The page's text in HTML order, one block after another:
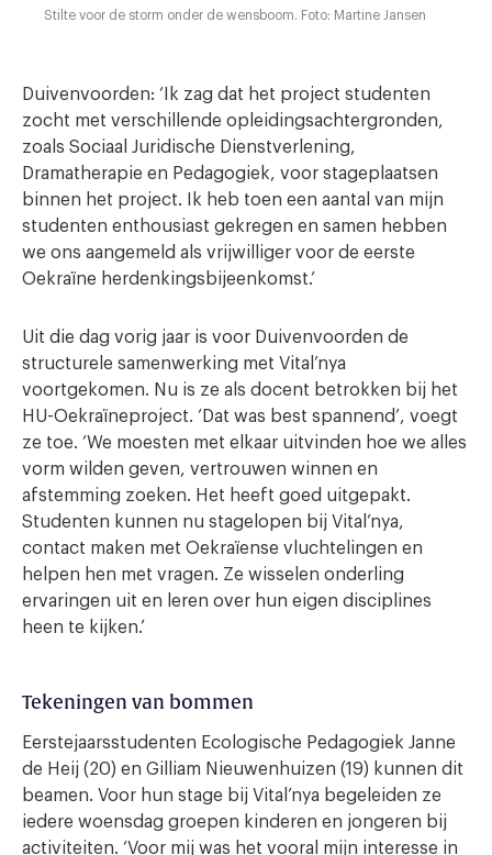
Stilte voor de storm onder de wensboom. Foto: Martine Jansen
Duivenvoorden: ‘Ik zag dat het project studenten
zocht met verschillende opleidingsachtergronden,
zoals Sociaal Juridische Dienstverlening,
Dramatherapie en Pedagogiek, voor stageplaatsen
binnen het project. Ik heb toen een aantal van mijn
studenten enthousiast gekregen en samen hebben
we ons aangemeld als vrijwilliger voor de eerste
Oekraïne herdenkingsbijeenkomst.’
Uit die dag vorig jaar is voor Duivenvoorden de
structurele samenwerking met Vital’nya
voortgekomen. Nu is ze als docent betrokken bij het
HU-Oekraïneproject. ‘Dat was best spannend’, voegt
ze toe. ‘We moesten met elkaar uitvinden hoe we alles
vorm wilden geven, vertrouwen winnen en
afstemming zoeken. Het heeft goed uitgepakt.
Studenten kunnen nu stagelopen bij Vital’nya,
contact maken met Oekraïense vluchtelingen en
helpen hen met vragen. Ze wisselen onderling
ervaringen uit en leren over hun eigen disciplines
heen te kijken.’
Tekeningen van bommen
Eerstejaarsstudenten Ecologische Pedagogiek Janne
de Heij (20) en Gilliam Nieuwenhuizen (19) kunnen dit
beamen. Voor hun stage bij Vital’nya begeleiden ze
iedere woensdag groepen kinderen en jongeren bij
activiteiten. ‘Voor mij was het vooral mijn interesse in